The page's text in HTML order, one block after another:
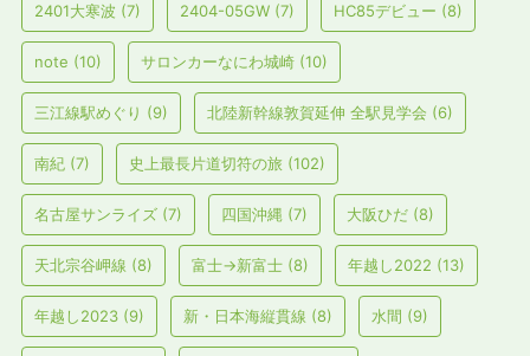
2401大寒波 (7) 2404-05GW (7) HC85デビュー (8)
note (10) サロンカーなにわ城崎 (10)
三江線駅めぐり (9) 北陸新幹線敦賀延伸 全駅見学会 (6)
南紀 (7) 史上最長片道切符の旅 (102)
名古屋サンライズ (7) 四国沖縄 (7) 大阪ひだ (8)
天北宗谷岬線 (8) 富士→新富士 (8) 年越し2022 (13)
年越し2023 (9) 新・日本海縦貫線 (8) 水間 (9)